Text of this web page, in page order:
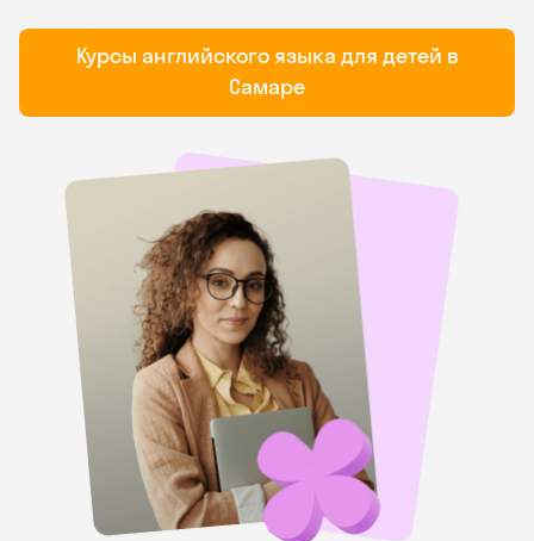
Курсы английского языка для детей в
Самаре